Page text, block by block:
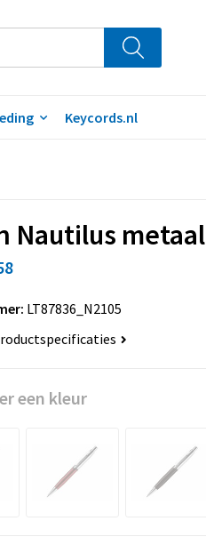
Keycords.nl
Nautilus metaal
LT87836_N2105
een kleur